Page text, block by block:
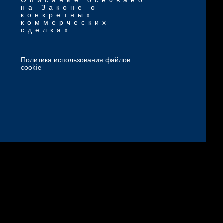
на Законе о
конкретных
коммерческих
сделках
Политика использования файлов
cookie